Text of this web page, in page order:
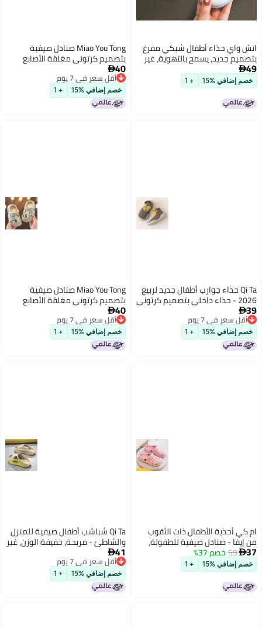
واي حذاء أطفال شبكي مفرغ
جديد، يسمح بالتهوية، غير
للانزلاق، بنعل ناعم - حذاء
سهل الارتداء

إضافي %15 + 1
Miao You Tong صنادل صيفية
بتصميم كرتوني مغلقة الأصابع
للأطفال، مقاومة للانزلاق من مادة

أقل سعر في 7 يوم
أقل سعر في 7 يوم
خصم إضافي %15 + 1
Qi Ta حذاء جوارب أطفال جديد لربيع
2026 - حذاء داخلي بتصميم كرتوني
ناعم للأولاد والبنات

أقل سعر في 7 يوم
أقل سعر في 7 يوم
إضافي %15 + 1
Miao You Tong صنادل صيفية
بتصميم كرتوني مغلقة الأصابع
للأطفال، مقاومة للانزلاق من مادة
 40
أقل سعر في 7 يوم
أقل سعر في 7 يوم
خصم إضافي %15 + 1
أحذية الأطفال ذات الثقوب
- صنادل صيفية للطفولة،
للانزلاق، مانعة للماء وقابلة 
59خصم 37%
إضافي %15 + 1
Qi Ta شباشب أطفال صيفية للمنزل
والشاطئ - مريحة، خفيفة الوزن، غير
قابلة للانزلاق، هادئة ومتينة

أقل سعر في 7 يوم
أقل سعر في 7 يوم
خصم إضافي %15 + 1